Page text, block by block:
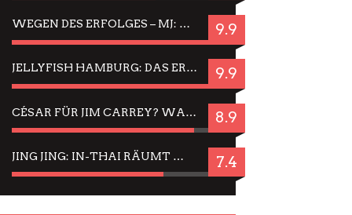
WEGEN DES ERFOLGES – MJ: MICHAEL JACKSON MUSICAL IN EINER MATINEE SEHEN 9.9
JELLYFISH HAMBURG: DAS ERFOLGREICHE SOMMER-MENÜ 2025 IN GEFÜHLEN UND BILDERN 9.9
CÉSAR FÜR JIM CARREY? WARUM DAS EINER DER NERVIGSTEN ACTORS IST UND BLEIBT 8.9
JING JING: IN-THAI RÄUMT WIEDER TITEL AB – EIN ZWEI-STUNDEN-ERLEBNISBERICHT 7.4